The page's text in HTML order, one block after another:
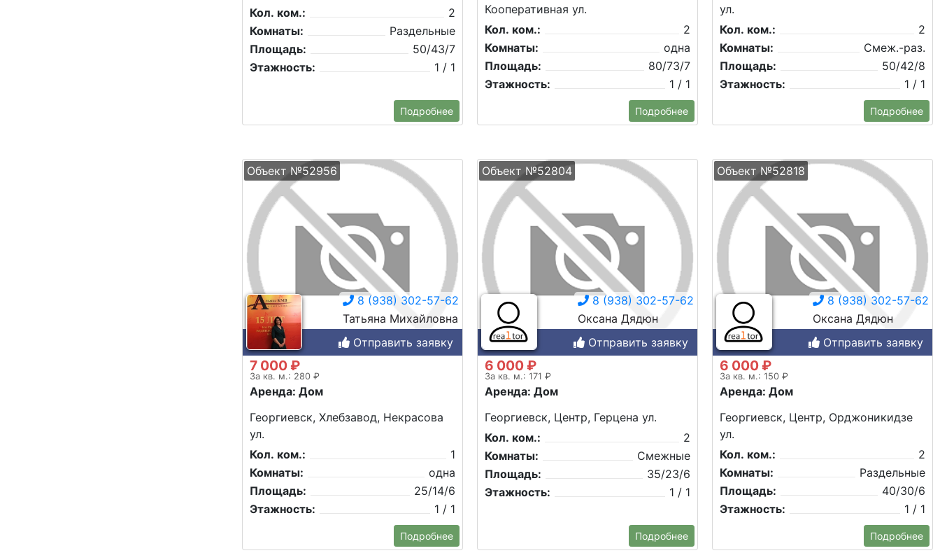
Кол. ком.:
2
Комнаты:
Раздельные
Площадь:
50/43/7
Этажность:
1 / 1
Подробнее
Кооперативная ул.
Кол. ком.:
2
Комнаты:
одна
Площадь:
80/73/7
Этажность:
1 / 1
Подробнее
ул.
Кол. ком.:
2
Комнаты:
Смеж.-раз.
Площадь:
50/42/8
Этажность:
1 / 1
Подробнее
Объект №52956
8 (938) 302-57-62
Татьяна Михайловна
Отправить заявку
7 000 ₽
За кв. м.: 280 ₽
Аренда: Дом
Георгиевск, Хлебзавод, Некрасова
ул.
Кол. ком.:
1
Комнаты:
одна
Площадь:
25/14/6
Этажность:
1 / 1
Подробнее
Объект №52804
8 (938) 302-57-62
Оксана Дядюн
Отправить заявку
6 000 ₽
За кв. м.: 171 ₽
Аренда: Дом
Георгиевск, Центр, Герцена ул.
Кол. ком.:
2
Комнаты:
Смежные
Площадь:
35/23/6
Этажность:
1 / 1
Подробнее
Объект №52818
8 (938) 302-57-62
Оксана Дядюн
Отправить заявку
6 000 ₽
За кв. м.: 150 ₽
Аренда: Дом
Георгиевск, Центр, Орджоникидзе
ул.
Кол. ком.:
2
Комнаты:
Раздельные
Площадь:
40/30/6
Этажность:
1 / 1
Подробнее